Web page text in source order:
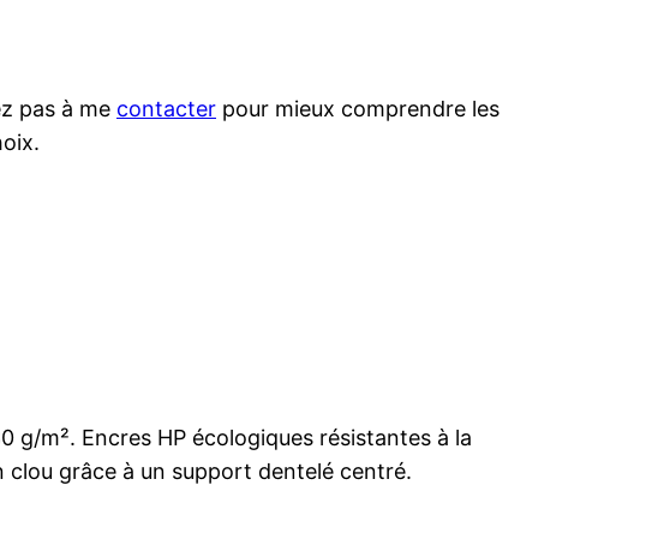
pas à me contacter pour mieux comprendre les
g/m². Encres HP écologiques résistantes à la
clou grâce à un support dentelé centré.